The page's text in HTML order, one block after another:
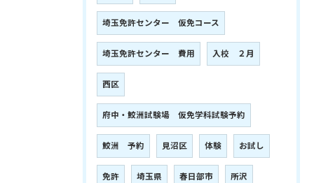
埼玉免許センター 仮免コース
埼玉免許センター 費用 入校 ２月
西区
府中・鮫洲試験場 仮免学科試験予約
鮫洲 予約 見沼区 体験 お試し
免許 埼玉県 春日部市 所沢